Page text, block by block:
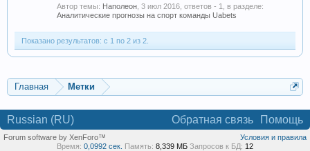
Автор темы: Наполеон 3 июл 2016 , ответов - 1, в разделе:
Аналитические прогнозы на спорт команды Uabets
Показано результатов: с 1 по 2 из 2.
Главная Метки
Russian (RU) Обратная связь Помощь
Условия и правила
Forum software by XenForo™
Время: 0,0992 сек. Память: 8,339 МБ Запросов к БД: 12